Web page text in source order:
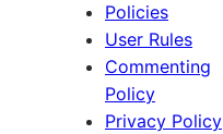
Policies
User Rules
Commenting
Policy
Privacy Policy